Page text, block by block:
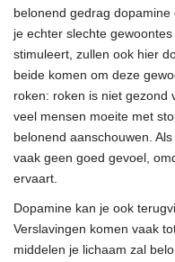
belonend gedrag
je echter slechte
stimuleert, zullen ook hier
beide komen om deze
roken: roken is niet gezond
veel mensen moeite met
belonend aanschouwen.
vaak geen goed gevoel,
ervaart.
Dopamine kan je ook
Verslavingen komen vaak
middelen je lichaam zal